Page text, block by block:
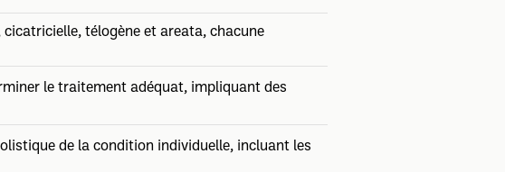
télogène et areata, chacune
le traitement adéquat, impliquant des
de la condition individuelle, incluant les